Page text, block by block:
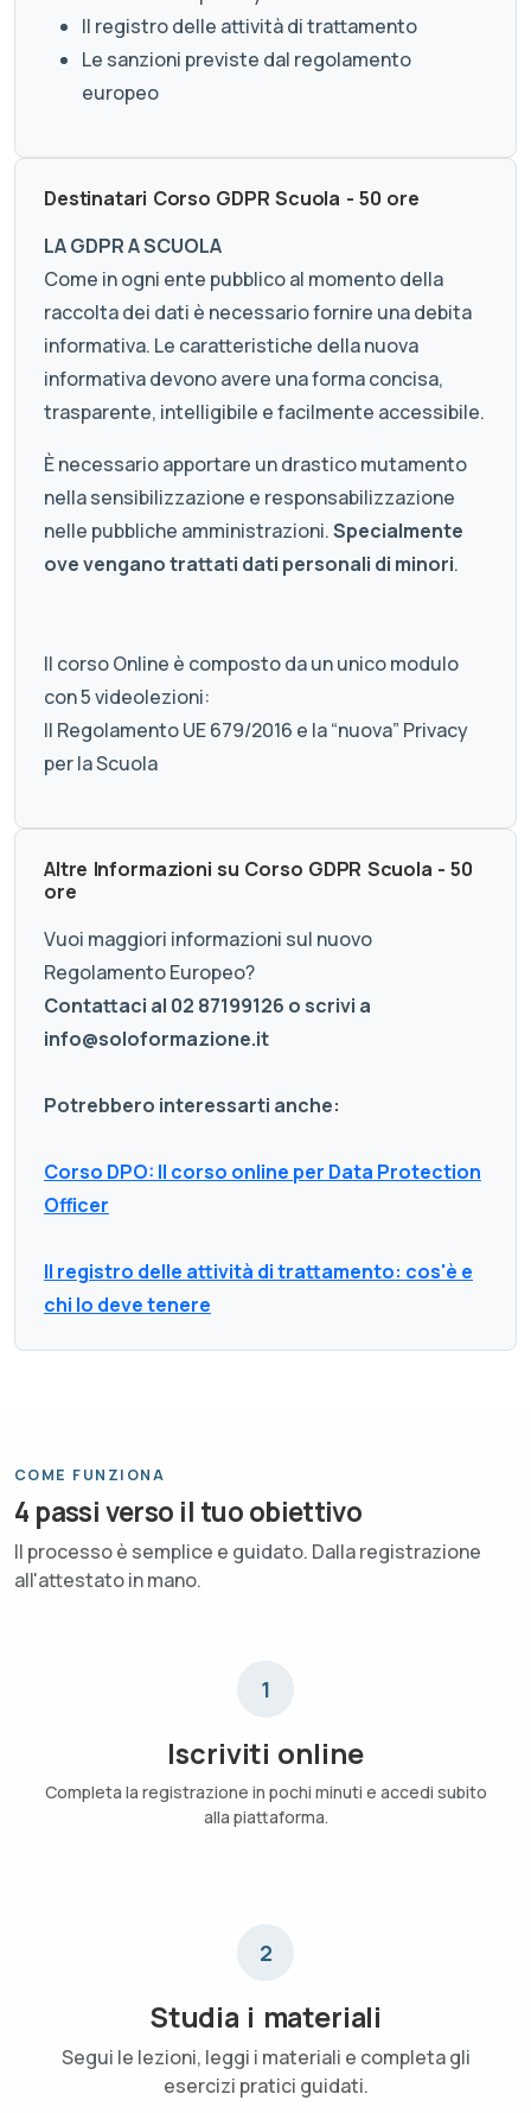
Il registro delle attività di trattamento
Le sanzioni previste dal regolamento
europeo
Destinatari Corso GDPR Scuola - 50 ore
LA GDPR A SCUOLA
Come in ogni ente pubblico al momento della
raccolta dei dati è necessario fornire una debita
informativa. Le caratteristiche della nuova
informativa devono avere una forma concisa,
trasparente, intelligibile e facilmente accessibile.
È necessario apportare un drastico mutamento
nella sensibilizzazione e responsabilizzazione
nelle pubbliche amministrazioni.Specialmente
ove vengano trattati dati personali di minori.
Il corso Online è composto da un unico modulo
con 5 videolezioni:
Il Regolamento UE 679/2016 e la “nuova” Privacy
per la Scuola
Altre Informazioni su Corso GDPR Scuola - 50
ore
Vuoi maggiori informazioni sul nuovo
Regolamento Europeo?
Contattaci al 02 87199126 o scrivi a
info@soloformazione.it
Potrebbero interessarti anche:
Corso DPO: Il corso online per Data Protection
Officer
Il registro delle attività di trattamento: cos'è e
chi lo deve tenere
COME FUNZIONA
4 passi verso il tuo obiettivo
Il processo è semplice e guidato. Dalla registrazione
all'attestato in mano.
1
Iscriviti online
Completa la registrazione in pochi minuti e accedi subito
alla piattaforma.
2
Studia i materiali
Segui le lezioni, leggi i materiali e completa gli
esercizi pratici guidati.